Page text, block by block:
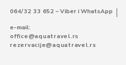
064/32 33 652 – Viber i WhatsApp
e-mail:
office@aquatravel.rs
rezervacije@aquatravel.rs